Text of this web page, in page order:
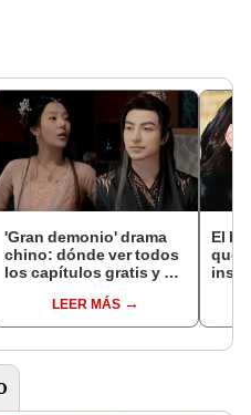
'Gran demonio' drama
chino: dónde ver todos
los capítulos gratis y en
LEER MÁS
El k-
que